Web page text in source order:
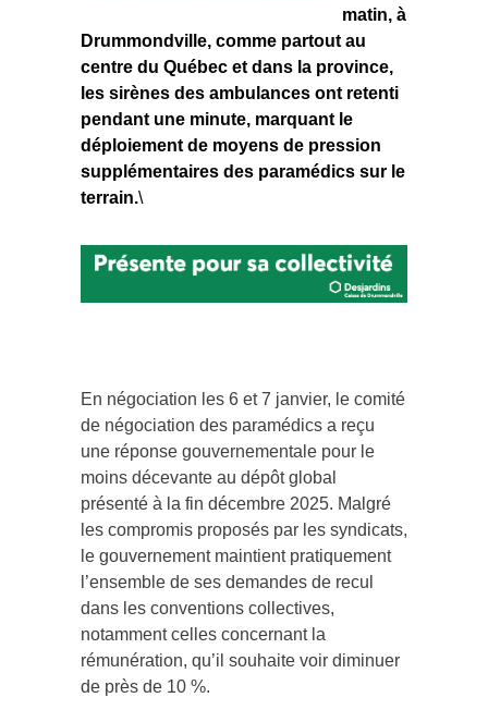
matin, à
Drummondville, comme partout au
centre du Québec et dans la province,
les sirènes des ambulances ont retenti
pendant une minute, marquant le
déploiement de moyens de pression
supplémentaires des paramédics sur le
terrain.\
En négociation les 6 et 7 janvier, le comité
de négociation des paramédics a reçu
une réponse gouvernementale pour le
moins décevante au dépôt global
présenté à la fin décembre 2025. Malgré
les compromis proposés par les syndicats,
le gouvernement maintient pratiquement
l’ensemble de ses demandes de recul
dans les conventions collectives,
notamment celles concernant la
rémunération, qu’il souhaite voir diminuer
de près de 10 %.